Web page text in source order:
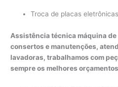
Troca de placas eletrônicas
Assistência técnica máquina
consertos e manutenções,
lavadoras, trabalhamos com
sempre os melhores